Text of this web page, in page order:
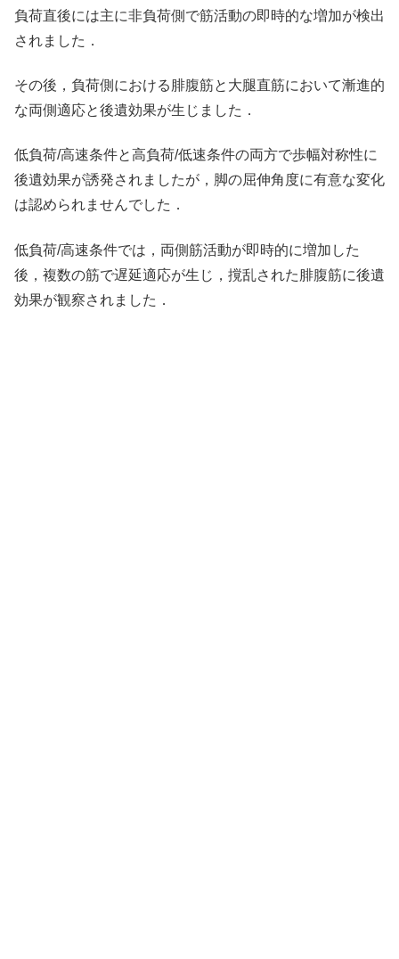
負荷直後には主に非負荷側で筋活動の即時的な増加が検出
されました．
その後，負荷側における腓腹筋と大腿直筋において漸進的
な両側適応と後遺効果が生じました．
低負荷/高速条件と高負荷/低速条件の両方で歩幅対称性に
後遺効果が誘発されましたが，脚の屈伸角度に有意な変化
は認められませんでした．
低負荷/高速条件では，両側筋活動が即時的に増加した
後，複数の筋で遅延適応が生じ，撹乱された腓腹筋に後遺
効果が観察されました．